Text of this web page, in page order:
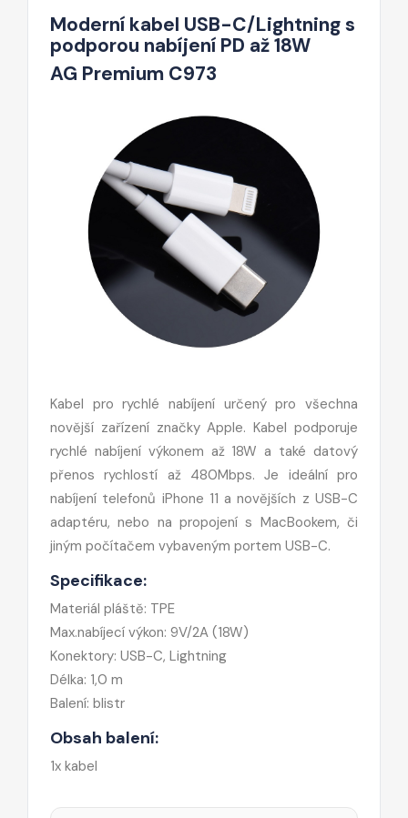
Moderní kabel USB-C/Lightning s
podporou nabíjení PD až 18W
AG Premium C973
Kabel pro rychlé nabíjení určený pro všechna
novější zařízení značky Apple. Kabel podporuje
rychlé nabíjení výkonem až 18W a také datový
přenos rychlostí až 480Mbps. Je ideální pro
nabíjení telefonů iPhone 11 a novějších z USB-C
adaptéru, nebo na propojení s MacBookem, či
jiným počítačem vybaveným portem USB-C.
Specifikace:
Materiál pláště: TPE
Max.nabíjecí výkon: 9V/2A (18W)
Konektory: USB-C, Lightning
Délka: 1,0 m
Balení: blistr
Obsah balení:
1x kabel